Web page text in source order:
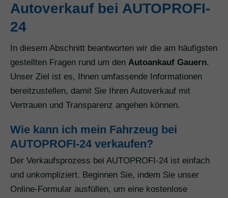
Autoverkauf bei AUTOPROFI-
24
In diesem Abschnitt beantworten wir die am häufigsten
gestellten Fragen rund um den Autoankauf Gauern.
Unser Ziel ist es, Ihnen umfassende Informationen
bereitzustellen, damit Sie Ihren Autoverkauf mit
Vertrauen und Transparenz angehen können.
Wie kann ich mein Fahrzeug bei
AUTOPROFI-24 verkaufen?
Der Verkaufsprozess bei AUTOPROFI-24 ist einfach
und unkompliziert. Beginnen Sie, indem Sie unser
Online-Formular ausfüllen, um eine kostenlose